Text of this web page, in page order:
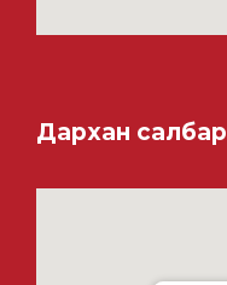
Дархан салбар